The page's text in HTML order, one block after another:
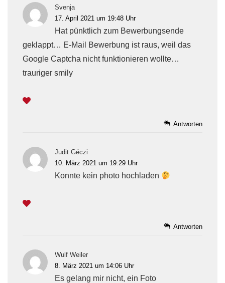
Svenja
17. April 2021 um 19:48 Uhr
Hat pünktlich zum Bewerbungsende
geklappt… E-Mail Bewerbung ist raus, weil das
Google Captcha nicht funktionieren wollte…
trauriger smily
Antworten
Judit Géczi
10. März 2021 um 19:29 Uhr
Konnte kein photo hochladen
Antworten
Wulf Weiler
8. März 2021 um 14:06 Uhr
Es gelang mir nicht, ein Foto